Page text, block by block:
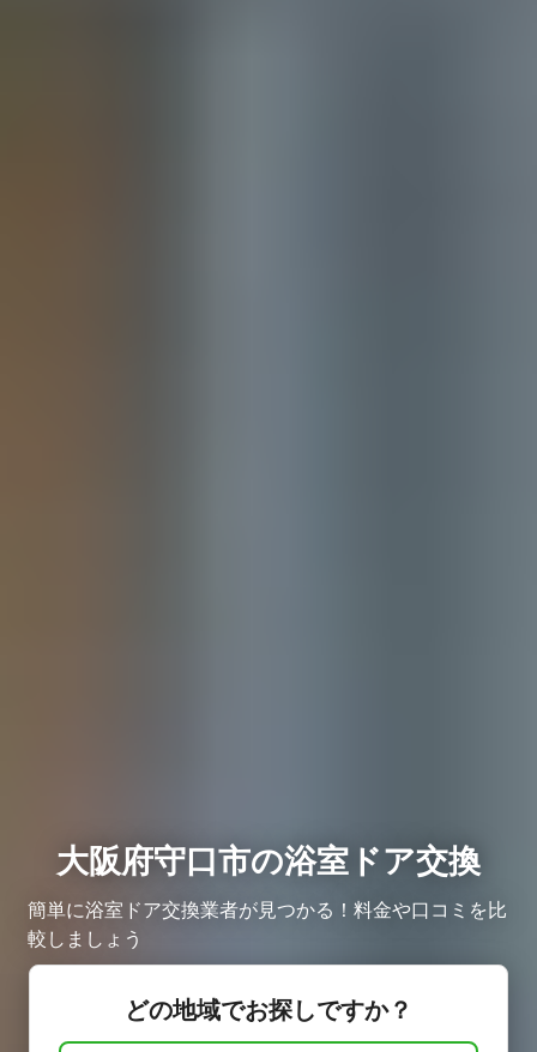
大阪府守口市の浴室ドア交換
簡単に浴室ドア交換業者が見つかる！料金や口コミを比
較しましょう
どの地域でお探しですか？